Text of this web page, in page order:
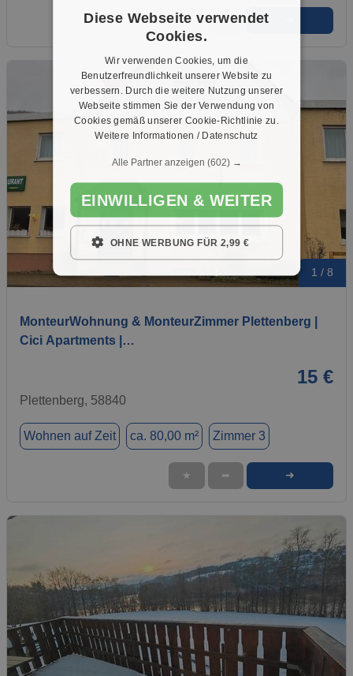
★ ➦
1 / 8
MonteurWohnung & MonteurZimmer Plettenberg |
Cici Apartments |…
15 €
Plettenberg, 58840
Wohnen auf Zeit ca. 80,00 m² Zimmer 3
★ ➦ ➜
Diese Webseite verwendet
Cookies.
Wir verwenden Cookies, um die
Benutzerfreundlichkeit unserer Website zu
verbessern. Durch die weitere Nutzung unserer
Webseite stimmen Sie der Verwendung von
Cookies gemäß unserer Cookie-Richtlinie zu.
Weitere Informationen / Datenschutz
Alle Partner anzeigen (602) →
EINWILLIGEN & WEITER
OHNE WERBUNG FÜR 2,99 €